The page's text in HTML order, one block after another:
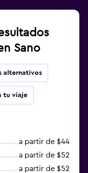
Sano
alternativos
tu viaje
a partir de $44
a partir de $52
a partir de $52